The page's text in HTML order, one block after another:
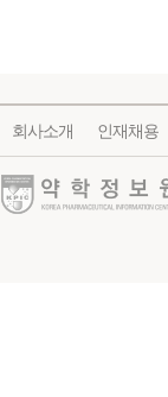
회사소개 인재채용
약학정보원